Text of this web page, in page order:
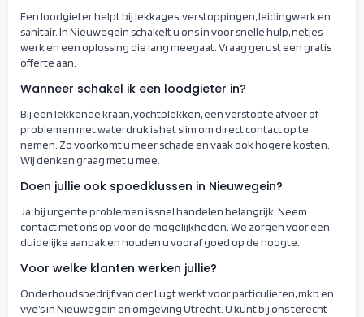
Een loodgieter helpt bij lekkages, verstoppingen, leidingwerk en
sanitair. In Nieuwegein schakelt u ons in voor snelle hulp, netjes
werk en een oplossing die lang meegaat. Vraag gerust een gratis
offerte aan.
Wanneer schakel ik een loodgieter in?
Bij een lekkende kraan, vochtplekken, een verstopte afvoer of
problemen met waterdruk is het slim om direct contact op te
nemen. Zo voorkomt u meer schade en vaak ook hogere kosten.
Wij denken graag met u mee.
Doen jullie ook spoedklussen in Nieuwegein?
Ja, bij urgente problemen is snel handelen belangrijk. Neem
contact met ons op voor de mogelijkheden. We zorgen voor een
duidelijke aanpak en houden u vooraf goed op de hoogte.
Voor welke klanten werken jullie?
Onderhoudsbedrijf van der Lugt werkt voor particulieren, mkb en
vve’s in Nieuwegein en omgeving Utrecht. U kunt bij ons terecht